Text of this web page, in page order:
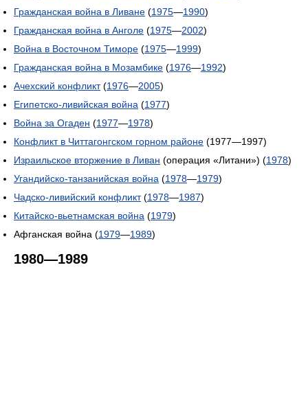
Гражданская война в Ливане (1975—1990)
Гражданская война в Анголе (1975—2002)
Война в Восточном Тиморе (1975—1999)
Гражданская война в Мозамбике (1976—1992)
Ачехский конфликт(1976—2005)
Египетско-ливийская война (1977)
Война за Огаден (1977—1978)
Конфликт в Читтагонгском горном районе (1977—1997)
Израильское вторжение в Ливан (операция «Литани») (1978)
Угандийско-танзанийская война (1978—1979)
Чадско-ливийский конфликт(1978—1987)
Китайско-вьетнамская война (1979)
Афганская война (1979—1989)
1980—1989